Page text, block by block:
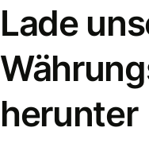
Lade
herunter